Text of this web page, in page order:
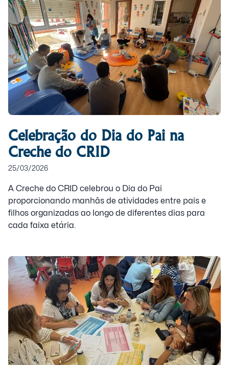
Celebração do Dia do Pai na
Creche do CRID
25/03/2026
A Creche do CRID celebrou o Dia do Pai
proporcionando manhãs de atividades entre pais e
filhos organizadas ao longo de diferentes dias para
cada faixa etária.